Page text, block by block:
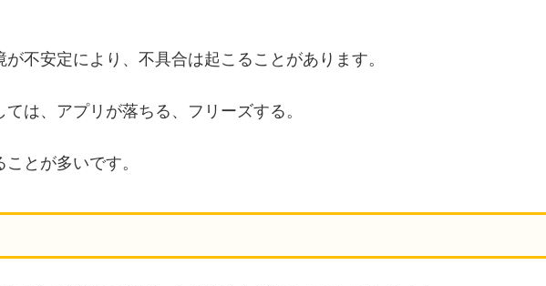
不安定により、不具合は起こることがあります。
は、アプリが落ちる、フリーズする。
とが多いです。